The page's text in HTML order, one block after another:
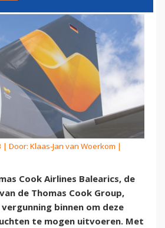
| Door: Klaas-Jan van Woerkom |
Cook Airlines Balearics, de
de Thomas Cook Group,
binnen om deze
te mogen uitvoeren. Met